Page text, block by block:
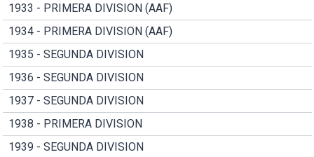
1933 - PRIMERA DIVISION (AAF)
1934 - PRIMERA DIVISION (AAF)
1935 - SEGUNDA DIVISION
1936 - SEGUNDA DIVISION
1937 - SEGUNDA DIVISION
1938 - PRIMERA DIVISION
1939 - SEGUNDA DIVISION